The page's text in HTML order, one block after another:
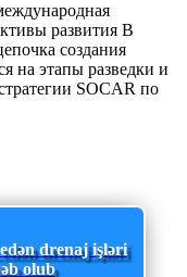
развития В
создания
на этапы разведки и
SOCAR по
drenaj işləri
olub